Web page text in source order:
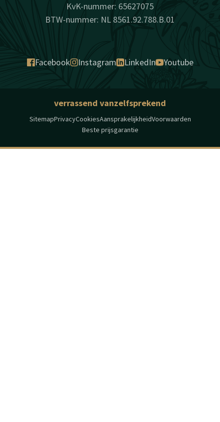
KvK-nummer: 65627075
BTW-nummer: NL 8561.92.788.B.01
Facebook Instagram LinkedIn Youtube
verrassend vanzelfsprekend
SitemapPrivacyCookiesAansprakelijkheidVoorwaarden
Beste prijsgarantie